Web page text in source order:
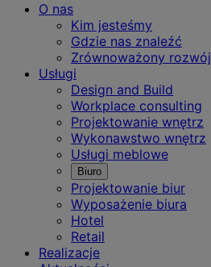
O nas
Kim jesteśmy
Gdzie nas znaleźć
Zrównoważony rozwój
Usługi
Design and Build
Workplace consulting
Projektowanie wnętrz
Wykonawstwo wnętrz
Usługi meblowe
Biuro
Projektowanie biur
Wyposażenie biura
Hotel
Retail
Realizacje